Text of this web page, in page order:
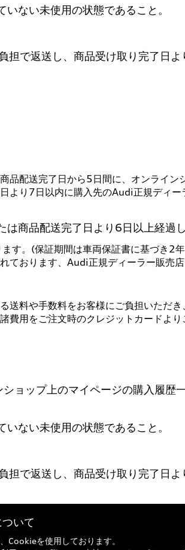
ない未使用の状態であること。
担で返送し、商品受け取り完了日
品配送完了日から5日間に、オンライ
より7日以内に購入先のAudi正規ディ
商品配送完了日より6日以上経過
す。(保証期間は車両保証書に基づき2
ております、Audi正規ディーラー販売店
送料や手数料をお客様にご負担いただ
費用をご注文時のクレジットカードよ
ョップ上のマイページの購入履歴
ない未使用の状態であること。
担で返送し、商品受け取り完了日
いて
Cookieを使用しております。